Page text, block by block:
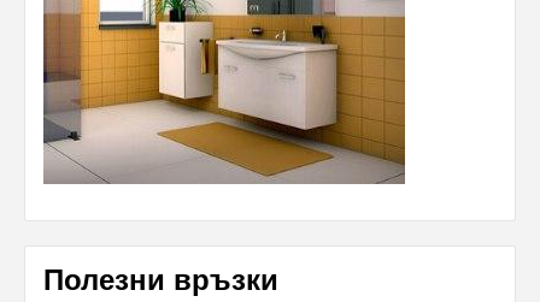
Полезни връзки